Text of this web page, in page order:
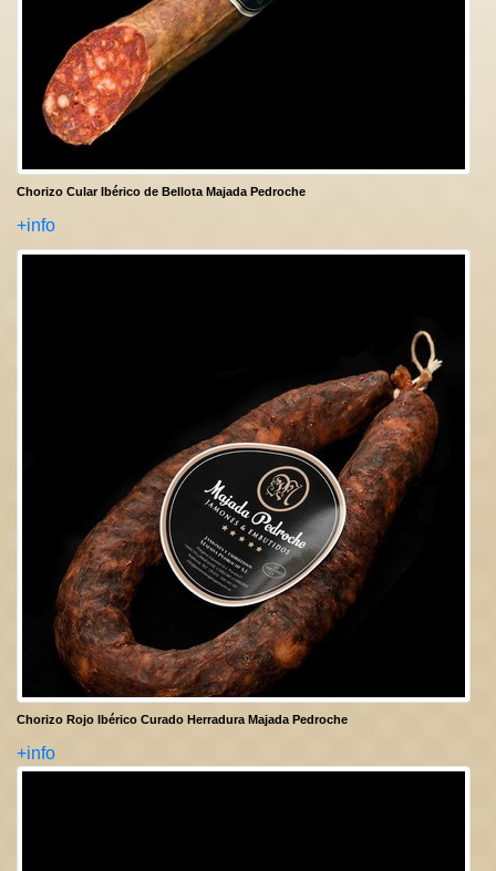
Chorizo Cular Ibérico de Bellota Majada Pedroche
+info
Chorizo Rojo Ibérico Curado Herradura Majada Pedroche
+info